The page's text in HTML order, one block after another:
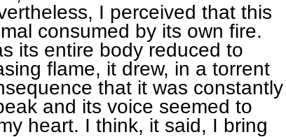
I perceived that this
consumed by its own fire.
its entire body reduced to
flame, it drew, in a torrent
that it was constantly
and its voice seemed to
heart. I think, it said, I bring